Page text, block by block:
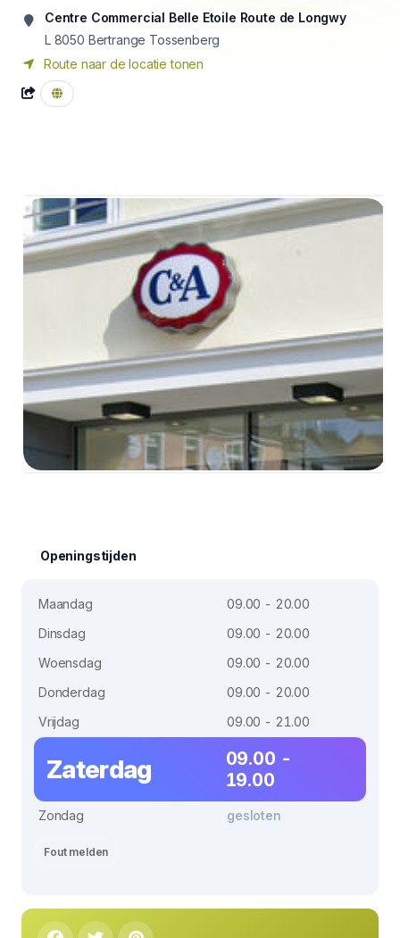
Centre Commercial Belle Etoile Route de Longwy
L 8050 Bertrange Tossenberg
Route naar de locatie tonen
Openingstijden
Maandag
09.00 - 20.00
Dinsdag
09.00 - 20.00
Woensdag
09.00 - 20.00
Donderdag
09.00 - 20.00
Vrijdag
09.00 - 21.00
Zaterdag
09.00 -
19.00
Zondag gesloten
Fout melden